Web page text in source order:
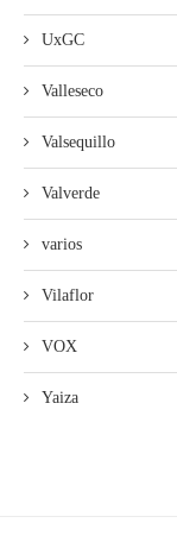
UxGC
Valleseco
Valsequillo
Valverde
varios
Vilaflor
VOX
Yaiza